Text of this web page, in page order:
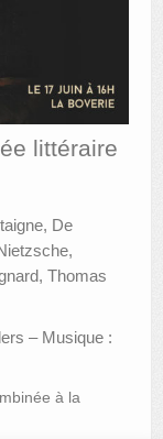
littéraire
De
Thomas
– Musique :
à la